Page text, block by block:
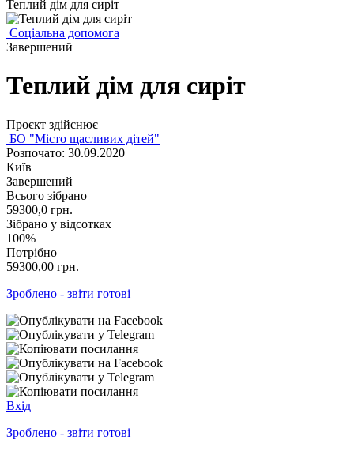
Теплий дім для сиріт
Соціальна допомога
Завершений
Теплий дім для сиріт
Проєкт здійснює
БО "Місто щасливих дітей"
Розпочато: 30.09.2020
Київ
Завершений
Всього зібрано
59300,0 грн.
Зібрано у відсотках
100%
Потрібно
59300,00 грн.
Зроблено - звіти готові
Вхід
Зроблено - звіти готові